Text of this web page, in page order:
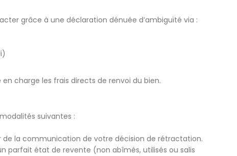
grâce à une déclaration dénuée d’ambiguïté via :
charge les frais directs de renvoi du bien.
suivantes :
de la communication de votre décision de rétractation.
parfait état de revente (non abîmés, utilisés ou salis